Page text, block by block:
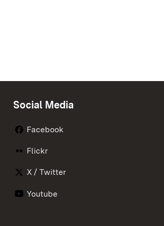
Social Media
Facebook
Flickr
X / Twitter
Youtube